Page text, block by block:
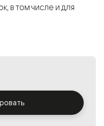
в том числе и для
с различными
освещённость.